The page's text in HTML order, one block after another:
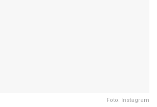
Foto: Instagram